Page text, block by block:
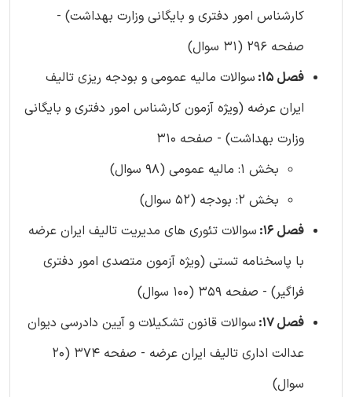
کارشناس امور دفتری و بایگانی وزارت بهداشت) -
صفحه 296 (31 سوال)
فصل 15:
سوالات مالیه عمومی و بودجه ریزی تالیف
ایران عرضه (ویژه آزمون کارشناس امور دفتری و بایگانی
وزارت بهداشت) - صفحه 310
بخش 1: مالیه عمومی (98 سوال)
بخش 2: بودجه (52 سوال)
فصل 16:
سوالات تئوری های مدیریت تالیف ایران عرضه
با پاسخنامه تستی (ویژه آزمون متصدی امور دفتری
فراگیر) - صفحه 359 (100 سوال)
فصل 17:
سوالات قانون تشکیلات و آیین دادرسی دیوان
عدالت اداری تالیف ایران عرضه - صفحه 374 (20
سوال)